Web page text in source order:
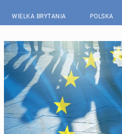
WIELKA BRYTANIA POLSKA